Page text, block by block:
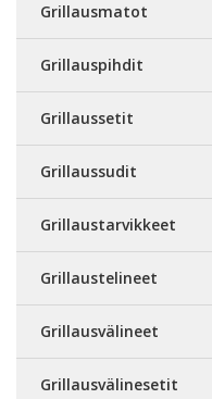
Grillausmatot
Grillauspihdit
Grillaussetit
Grillaussudit
Grillaustarvikkeet
Grillaustelineet
Grillausvälineet
Grillausvälinesetit